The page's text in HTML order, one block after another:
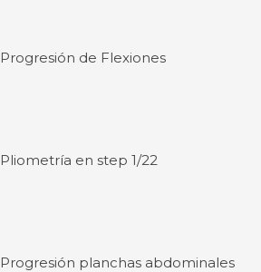
Progresión de Flexiones
Pliometría en step 1/22
Progresión planchas abdominales